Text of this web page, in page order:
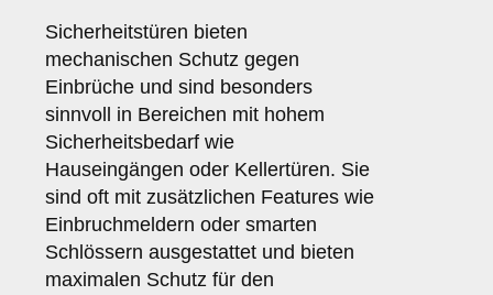
Sicherheitstüren bieten
mechanischen Schutz gegen
Einbrüche und sind besonders
sinnvoll in Bereichen mit hohem
Sicherheitsbedarf wie
Hauseingängen oder Kellertüren. Sie
sind oft mit zusätzlichen Features wie
Einbruchmeldern oder smarten
Schlössern ausgestattet und bieten
maximalen Schutz für den